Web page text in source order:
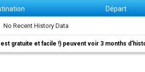
Départ
No Recent History Data
gratuite et facile !) peuvent voir 3 months